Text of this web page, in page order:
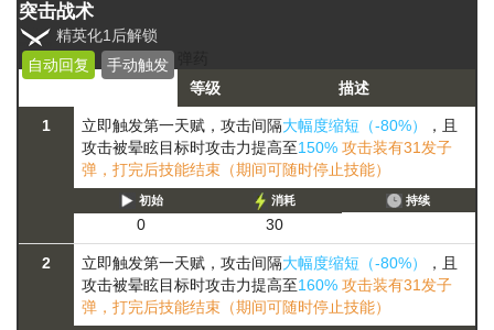
突击战术
精英化1后解锁
自动回复
手动触发
等级
描述
1 立即触发第一天赋，攻击间隔大幅度缩短（-80%）
，且
攻击被晕眩目标时攻击力提高至150% 攻击装有31发子
弹，打完后技能结束（期间可随时停止技能）
初始
0
消耗
30
持续
2 立即触发第一天赋，攻击间隔大幅度缩短（-80%）
，且
攻击被晕眩目标时攻击力提高至160% 攻击装有31发子
弹，打完后技能结束（期间可随时停止技能）